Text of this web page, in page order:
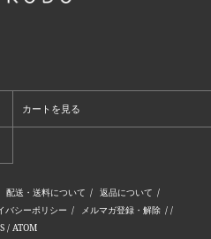
カートを見る
配送・送料について / 返品について /
バシーポリシー / メルマガ登録・解除 / /
/ ATOM